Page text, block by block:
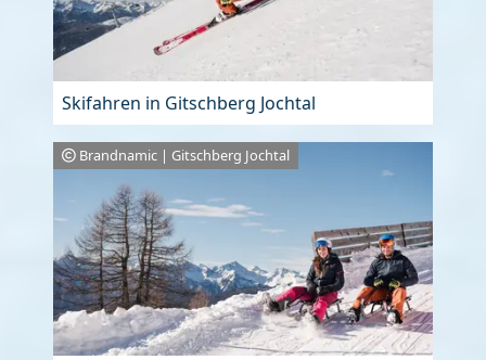
Skifahren in Gitschberg Jochtal
Brandnamic | Gitschberg Jochtal